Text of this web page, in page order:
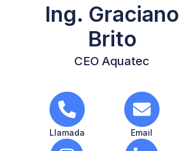
Ing. Graciano
Brito
CEO Aquatec
Llamada Email